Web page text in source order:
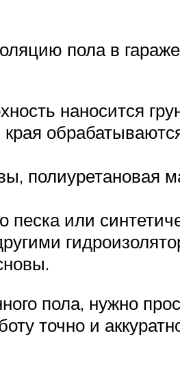
пола в
наносится
полиуретановая
или
пола, нужно
точно и